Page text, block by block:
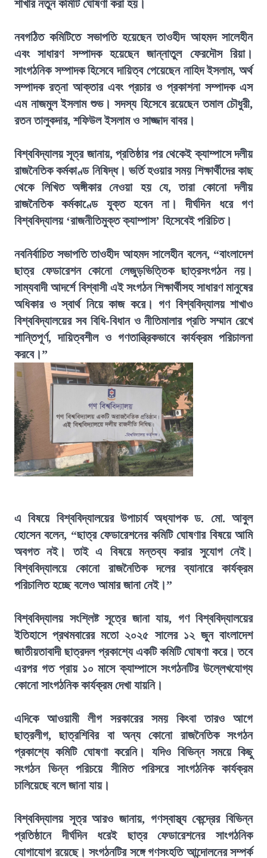
শাখার নতুন কমিটি ঘোষণা করা হয়।
নবগঠিত কমিটিতে সভাপতি হয়েছেন তাওহীদ আহমদ সালেহীন
এবং সাধারণ সম্পাদক হয়েছেন জান্নাতুল ফেরদৌস রিয়া।
সাংগঠনিক সম্পাদক হিসেবে দায়িত্ব পেয়েছেন নাহিদ ইসলাম, অর্থ
সম্পাদক রত্না আক্তার এবং প্রচার ও প্রকাশনা সম্পাদক এস
এম নাজমুল ইসলাম শুভ। সদস্য হিসেবে রয়েছেন তমাল চৌধুরী,
রতন তালুকদার, শফিউল ইসলাম ও সাজ্জাদ বাবর।
বিশ্ববিদ্যালয় সূত্র জানায়, প্রতিষ্ঠার পর থেকেই ক্যাম্পাসে দলীয়
রাজনৈতিক কর্মকাণ্ড নিষিদ্ধ। ভর্তি হওয়ার সময় শিক্ষার্থীদের কাছ
থেকে লিখিত অঙ্গীকার নেওয়া হয় যে, তারা কোনো দলীয়
রাজনৈতিক কর্মকাণ্ডে যুক্ত হবেন না। দীর্ঘদিন ধরে গণ
বিশ্ববিদ্যালয় ‘রাজনীতিমুক্ত ক্যাম্পাস’ হিসেবেই পরিচিত।
নবনির্বাচিত সভাপতি তাওহীদ আহমদ সালেহীন বলেন, “বাংলাদেশ
ছাত্র ফেডারেশন কোনো লেজুড়ভিত্তিক ছাত্রসংগঠন নয়।
সাম্যবাদী আদর্শে বিশ্বাসী এই সংগঠন শিক্ষার্থীসহ সাধারণ মানুষের
অধিকার ও স্বার্থ নিয়ে কাজ করে। গণ বিশ্ববিদ্যালয় শাখাও
বিশ্ববিদ্যালয়ের সব বিধি-বিধান ও নীতিমালার প্রতি সম্মান রেখে
শান্তিপূর্ণ, দায়িত্বশীল ও গণতান্ত্রিকভাবে কার্যক্রম পরিচালনা
করবে।”
এ বিষয়ে বিশ্ববিদ্যালয়ের উপাচার্য অধ্যাপক ড. মো. আবুল
হোসেন বলেন, “ছাত্র ফেডারেশনের কমিটি ঘোষণার বিষয়ে আমি
অবগত নই। তাই এ বিষয়ে মন্তব্য করার সুযোগ নেই।
বিশ্ববিদ্যালয়ে কোনো রাজনৈতিক দলের ব্যানারে কার্যক্রম
পরিচালিত হচ্ছে বলেও আমার জানা নেই।”
বিশ্ববিদ্যালয় সংশ্লিষ্ট সূত্রে জানা যায়, গণ বিশ্ববিদ্যালয়ের
ইতিহাসে প্রথমবারের মতো ২০২৫ সালের ১২ জুন বাংলাদেশ
জাতীয়তাবাদী ছাত্রদল প্রকাশ্যে একটি কমিটি ঘোষণা করে। তবে
এরপর গত প্রায় ১০ মাসে ক্যাম্পাসে সংগঠনটির উল্লেখযোগ্য
কোনো সাংগঠনিক কার্যক্রম দেখা যায়নি।
এদিকে আওয়ামী লীগ সরকারের সময় কিংবা তারও আগে
ছাত্রলীগ, ছাত্রশিবির বা অন্য কোনো রাজনৈতিক সংগঠন
প্রকাশ্যে কমিটি ঘোষণা করেনি। যদিও বিভিন্ন সময়ে কিছু
সংগঠন ভিন্ন পরিচয়ে সীমিত পরিসরে সাংগঠনিক কার্যক্রম
চালিয়েছে বলে জানা যায়।
বিশ্ববিদ্যালয় সূত্র আরও জানায়, গণস্বাস্থ্য কেন্দ্রের বিভিন্ন
প্রতিষ্ঠানে দীর্ঘদিন ধরেই ছাত্র ফেডারেশনের সাংগঠনিক
যোগাযোগ রয়েছে। সংগঠনটির সঙ্গে গণসংহতি আন্দোলনের সম্পর্ক